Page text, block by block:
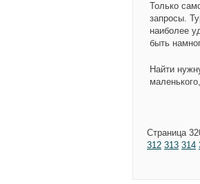
Только
запросы.
наиболее
быть
Найти
Страница
312 313 314